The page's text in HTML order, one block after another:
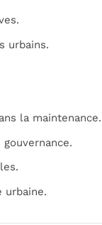
urbains.
la maintenance.
urbaine.